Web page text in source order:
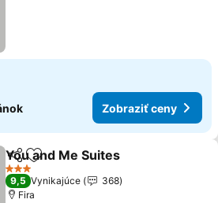
Zobraziť ceny
ZdieľaťPridať do obľúbených
You and Me Suites
3 Počet hviezdičiek
9,5 Vynikajúce
368
Fira